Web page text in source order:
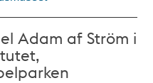
Adam af Ström i